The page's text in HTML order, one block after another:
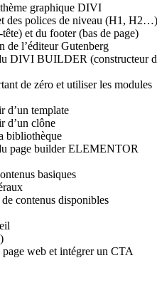
graphique DIVI
des polices de niveau (H1, H2…)
et du footer (bas de page)
de l’éditeur Gutenberg
DIVI BUILDER (constructeur
de zéro et utiliser les modules
d’un template
d’un clône
bibliothèque
page builder ELEMENTOR
basiques
contenus disponibles
web et intégrer un CTA